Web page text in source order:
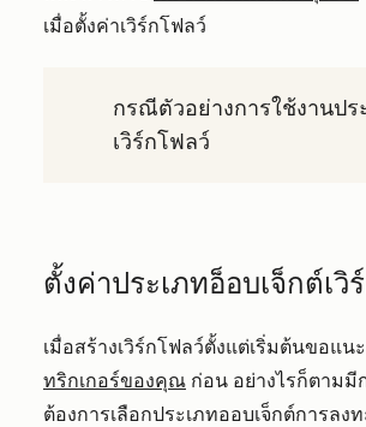
เมื่อตั้งค่าเวิร์กโฟลว์
กรณีตัวอย่างการใช้งานปร
เวิร์กโฟลว์
ตั้งค่าประเภทอ็อบเจ็กต์เวิ
เมื่อสร้างเวิร์กโฟลว์ตั้งแต่เริ่มต้นขอแน
ทริกเกอร์ของคุณ ก่อน อย่างไรก็ตาม
ต้องการเลือกประเภทออบเจ็กต์การลง